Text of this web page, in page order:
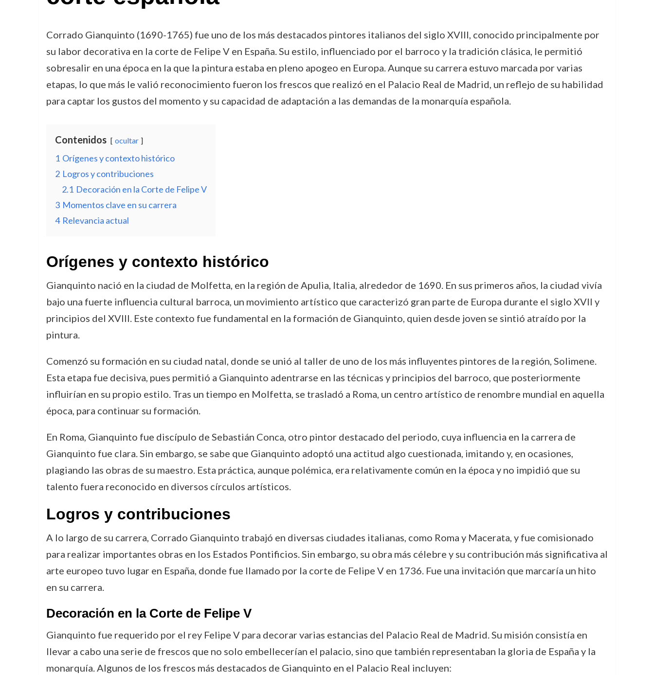
Corrado Gianquinto (1690-1765) fue uno de los más destacados pintores italianos del siglo XVIII, conocido principalmente por
su labor decorativa en la corte de Felipe V en España. Su estilo, influenciado por el barroco y la tradición clásica, le permitió
sobresalir en una época en la que la pintura estaba en pleno apogeo en Europa. Aunque su carrera estuvo marcada por varias
etapas, lo que más le valió reconocimiento fueron los frescos que realizó en el Palacio Real de Madrid, un reflejo de su habilidad
para captar los gustos del momento y su capacidad de adaptación a las demandas de la monarquía española.
Contenidos ocultar
1 Orígenes y contexto histórico
2 Logros y contribuciones
2.1 Decoración en la Corte de Felipe V
3 Momentos clave en su carrera
4 Relevancia actual
Orígenes y contexto histórico
Gianquinto nació en la ciudad de Molfetta, en la región de Apulia, Italia, alrededor de 1690. En sus primeros años, la ciudad vivía
bajo una fuerte influencia cultural barroca, un movimiento artístico que caracterizó gran parte de Europa durante el siglo XVII y
principios del XVIII. Este contexto fue fundamental en la formación de Gianquinto, quien desde joven se sintió atraído por la
pintura.
Comenzó su formación en su ciudad natal, donde se unió al taller de uno de los más influyentes pintores de la región, Solimene.
Esta etapa fue decisiva, pues permitió a Gianquinto adentrarse en las técnicas y principios del barroco, que posteriormente
influirían en su propio estilo. Tras un tiempo en Molfetta, se trasladó a Roma, un centro artístico de renombre mundial en aquella
época, para continuar su formación.
En Roma, Gianquinto fue discípulo de Sebastián Conca, otro pintor destacado del periodo, cuya influencia en la carrera de
Gianquinto fue clara. Sin embargo, se sabe que Gianquinto adoptó una actitud algo cuestionada, imitando y, en ocasiones,
plagiando las obras de su maestro. Esta práctica, aunque polémica, era relativamente común en la época y no impidió que su
talento fuera reconocido en diversos círculos artísticos.
Logros y contribuciones
A lo largo de su carrera, Corrado Gianquinto trabajó en diversas ciudades italianas, como Roma y Macerata, y fue comisionado
para realizar importantes obras en los Estados Pontificios. Sin embargo, su obra más célebre y su contribución más significativa al
arte europeo tuvo lugar en España, donde fue llamado por la corte de Felipe V en 1736. Fue una invitación que marcaría un hito
en su carrera.
Decoración en la Corte de Felipe V
Gianquinto fue requerido por el rey Felipe V para decorar varias estancias del Palacio Real de Madrid. Su misión consistía en
llevar a cabo una serie de frescos que no solo embellecerían el palacio, sino que también representaban la gloria de España y la
monarquía. Algunos de los frescos más destacados de Gianquinto en el Palacio Real incluyen: